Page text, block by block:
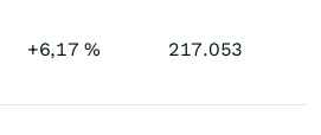
+6,17% 217.053